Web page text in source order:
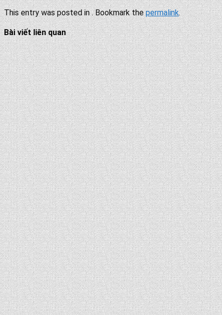
This entry was posted in . Bookmark thepermalink.
Bài viết liên quan